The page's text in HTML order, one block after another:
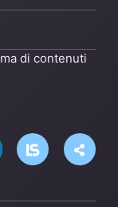
di contenuti